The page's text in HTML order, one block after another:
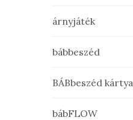
árnyjáték
bábbeszéd
BÁBbeszéd kártya
bábFLOW